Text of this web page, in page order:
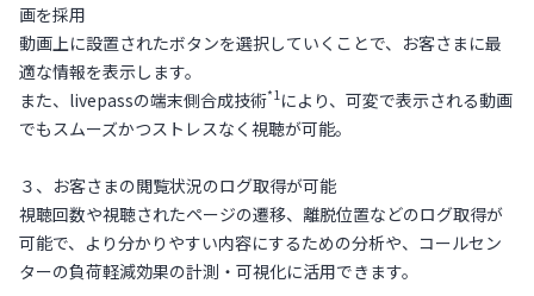
画を採用
動画上に設置されたボタンを選択していくことで、お客さまに最
適な情報を表示します。
また、livepassの端末側合成技術*1により、可変で表示される動画
でもスムーズかつストレスなく視聴が可能。
３、お客さまの閲覧状況のログ取得が可能
視聴回数や視聴されたページの遷移、離脱位置などのログ取得が
可能で、より分かりやすい内容にするための分析や、コールセン
ターの負荷軽減効果の計測・可視化に活用できます。